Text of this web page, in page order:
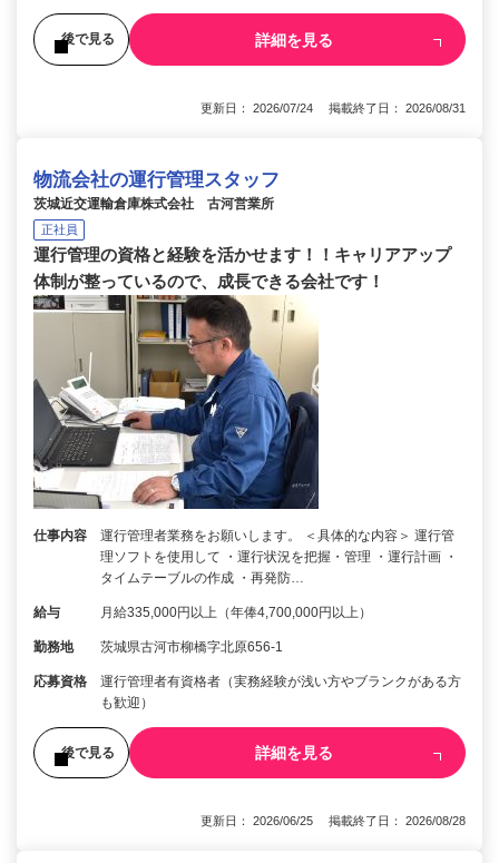
後で見る 詳細を見る
更新日： 2026/07/24 掲載終了日： 2026/08/31
物流会社の運行管理スタッフ
茨城近交運輸倉庫株式会社 古河営業所
正社員
運行管理の資格と経験を活かせます！！キャリアアップ
体制が整っているので、成長できる会社です！
仕事内容
運行管理者業務をお願いします。 ＜具体的な内容＞ 運行管
理ソフトを使用して ・運行状況を把握・管理 ・運行計画 ・
タイムテーブルの作成 ・再発防…
給与 月給335,000円以上（年俸4,700,000円以上）
勤務地 茨城県古河市柳橋字北原656-1
応募資格
運行管理者有資格者（実務経験が浅い方やブランクがある方
も歓迎）
後で見る 詳細を見る
更新日： 2026/06/25 掲載終了日： 2026/08/28